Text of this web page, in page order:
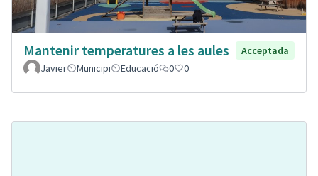
Mantenir temperatures a les aules
Acceptada
Javier
Municipi Educació 0 0